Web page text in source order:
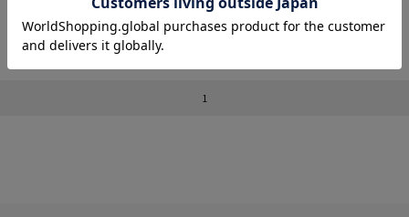
【Rico Ikeda×NERGY】2WAYドロ
ストワンピース
¥3,520
80%OFF
【Rico Ikeda×NERGY】2WAYドロ
ストワンピース
¥3,520
1